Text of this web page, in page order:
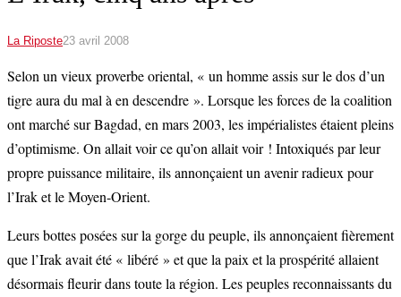
La Riposte23 avril 2008
Selon un vieux proverbe oriental, « un homme assis sur le dos d’un
tigre aura du mal à en descendre ». Lorsque les forces de la coalition
ont marché sur Bagdad, en mars 2003, les impérialistes étaient pleins
d’optimisme. On allait voir ce qu’on allait voir ! Intoxiqués par leur
propre puissance militaire, ils annonçaient un avenir radieux pour
l’Irak et le Moyen-Orient.
Leurs bottes posées sur la gorge du peuple, ils annonçaient fièrement
que l’Irak avait été « libéré » et que la paix et la prospérité allaient
désormais fleurir dans toute la région. Les peuples reconnaissants du